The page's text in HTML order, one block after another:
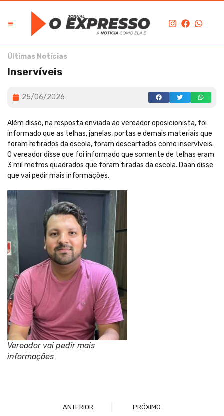
Últimas Notícias
Inservíveis
25/06/2026
Além disso, na resposta enviada ao vereador oposicionista, foi
informado que as telhas, janelas, portas e demais materiais que
foram retirados da escola, foram descartados como inservíveis.
O vereador disse que foi informado que somente de telhas eram
3 mil metros quadrados que foram tiradas da escola. Daan disse
que vai pedir mais informações.
Vereador vai pedir mais
informações
ANTERIOR PRÓXIMO